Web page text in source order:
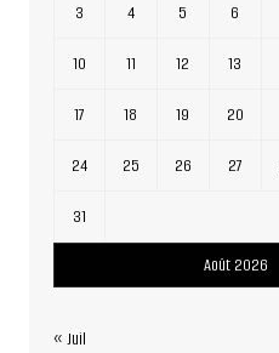
Août 2026
3 4 5 6
10 11 12 13
17 18 19 20
24 25 26 27
31
« Juil